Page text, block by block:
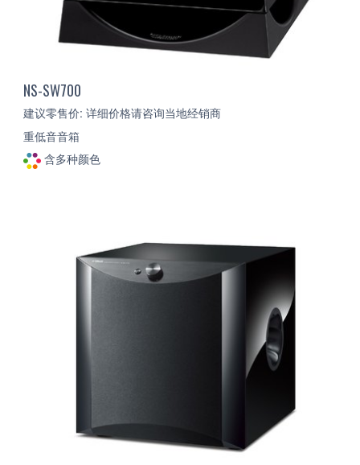
NS-SW700
建议零售价: 详细价格请咨询当地经销商
重低音音箱
含多种颜色